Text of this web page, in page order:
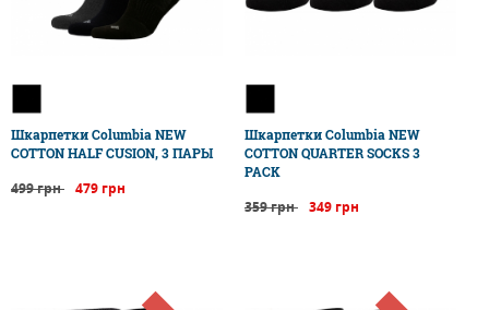
Шкарпетки Columbia NEW
COTTON HALF CUSION, 3 ПАРЫ
499 грн 479 грн
Шкарпетки Columbia NEW
COTTON QUARTER SOCKS 3
PACK
359 грн 349 грн